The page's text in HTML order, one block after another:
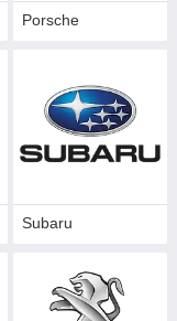
Porsche
Subaru